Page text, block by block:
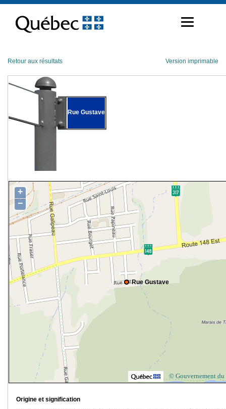
contenu
Retour aux résultats Version imprimable
Rue Gustave
Rue Gustave
+
−
© Gouvernement du
Origine et signification